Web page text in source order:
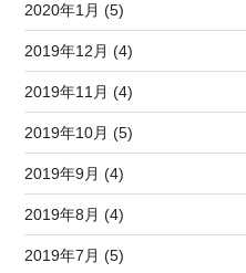
2020年1月 (5)
2019年12月 (4)
2019年11月 (4)
2019年10月 (5)
2019年9月 (4)
2019年8月 (4)
2019年7月 (5)